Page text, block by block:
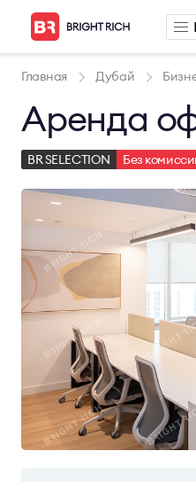
Главная Дубай
Аренда
BR SELECTION Без
О компании
Услуги
Новости
Карьера
Контакты